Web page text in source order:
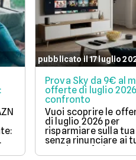
pubblicato il 17 luglio
Prova Sky da 9€ al
offerte di luglio
confronto
Vuoi scoprire le
di luglio 2026 per
risparmiare sulla tua
senza rinunciare ai